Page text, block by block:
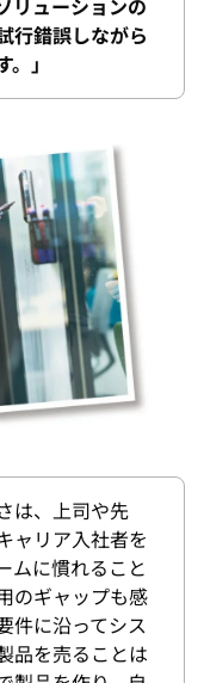
リューションの
行錯誤しながら
」
は、上司や先
ャリア入社者を
ムに慣れること
のギャップも感
件に沿ってシス
品を売ることは